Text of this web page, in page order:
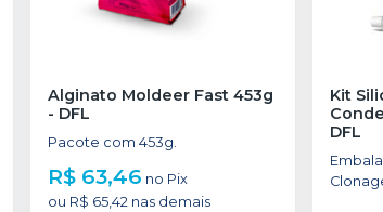
Alginato Moldeer Fast 453g
- DFL
Pacote com 453g.
R$ 63,46 no Pix
ou R$ 65,42 nas demais
Kit
DFL